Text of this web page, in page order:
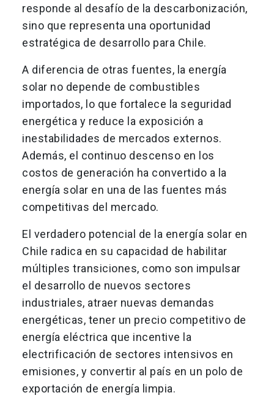
responde al desafío de la descarbonización,
sino que representa una oportunidad
estratégica de desarrollo para Chile.
A diferencia de otras fuentes, la energía
solar no depende de combustibles
importados, lo que fortalece la seguridad
energética y reduce la exposición a
inestabilidades de mercados externos.
Además, el continuo descenso en los
costos de generación ha convertido a la
energía solar en una de las fuentes más
competitivas del mercado.
El verdadero potencial de la energía solar en
Chile radica en su capacidad de habilitar
múltiples transiciones, como son impulsar
el desarrollo de nuevos sectores
industriales, atraer nuevas demandas
energéticas, tener un precio competitivo de
energía eléctrica que incentive la
electrificación de sectores intensivos en
emisiones, y convertir al país en un polo de
exportación de energía limpia.